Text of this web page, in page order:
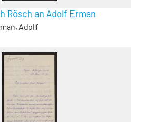
Rösch an Adolf Erman
Adolf